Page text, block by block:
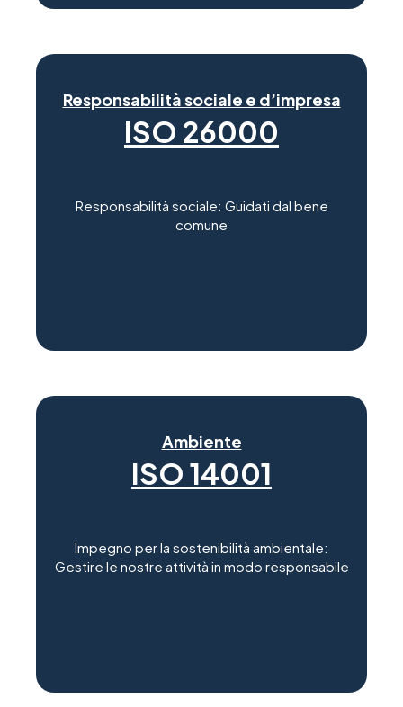
Responsabilità sociale e d’impresa
ISO 26000
Responsabilità sociale: Guidati dal bene
comune
Ambiente
ISO 14001
Impegno per la sostenibilità ambientale:
Gestire le nostre attività in modo responsabile